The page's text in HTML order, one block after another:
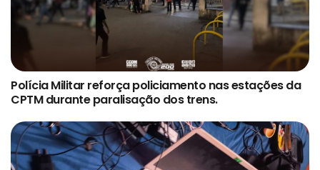
Polícia Militar reforça policiamento nas estações da
CPTM durante paralisação dos trens.